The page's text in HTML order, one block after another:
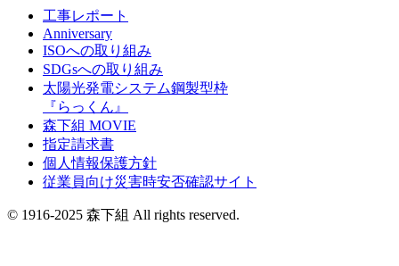
工事レポート
Anniversary
ISOへの取り組み
SDGsへの取り組み
太陽光発電システム鋼製型枠
『らっくん』
森下組 MOVIE
指定請求書
個人情報保護方針
従業員向け災害時安否確認サイト
© 1916-2025 森下組 All rights reserved.